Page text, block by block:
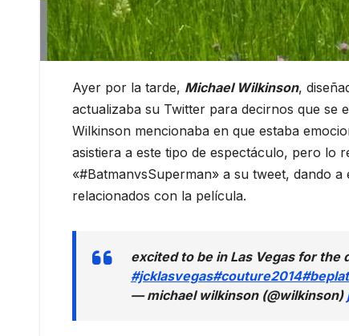
Ayer por la tarde, Michael Wilkinson,
actualizaba su Twitter para decirnos que se
Wilkinson mencionaba en que estaba
asistiera a este tipo de espectáculo, pero lo
«#BatmanvsSuperman» a su tweet, dando
relacionados con la película.
excited to be in Las Vegas for
#jcklasvegas#couture2014
— michael wilkinson (@wilkinson)